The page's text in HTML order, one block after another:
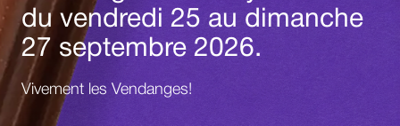
du vendredi 25 au dimanche
27 septembre 2026.
Vivement les Vendanges!